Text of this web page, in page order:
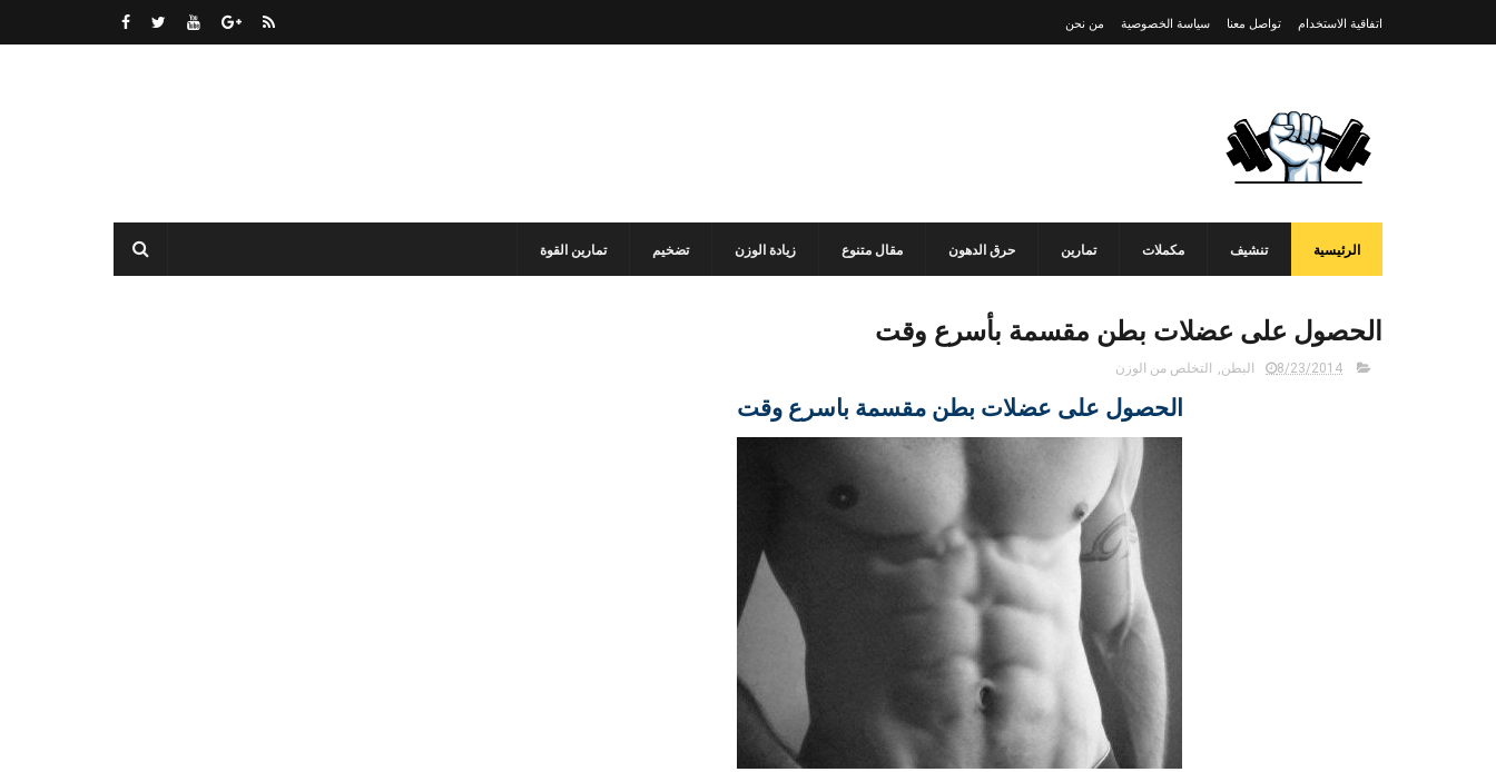
اتفاقية الاستخدام تواصل معنا سياسة الخصوصية من نحن
الرئيسية تنشيف مكملات تمارين حرق الدهون مقال متنوع زيادة الوزن تضخيم تمارين القوة
الحصول على عضلات بطن مقسمة بأسرع وقت
8/23/2014 البطن, التخلص من الوزن
الحصول على عضلات بطن مقسمة بأسرع وقت